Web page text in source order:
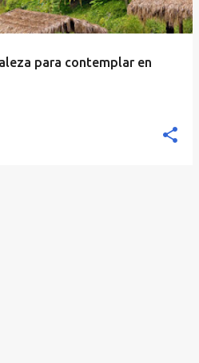
para contemplar en